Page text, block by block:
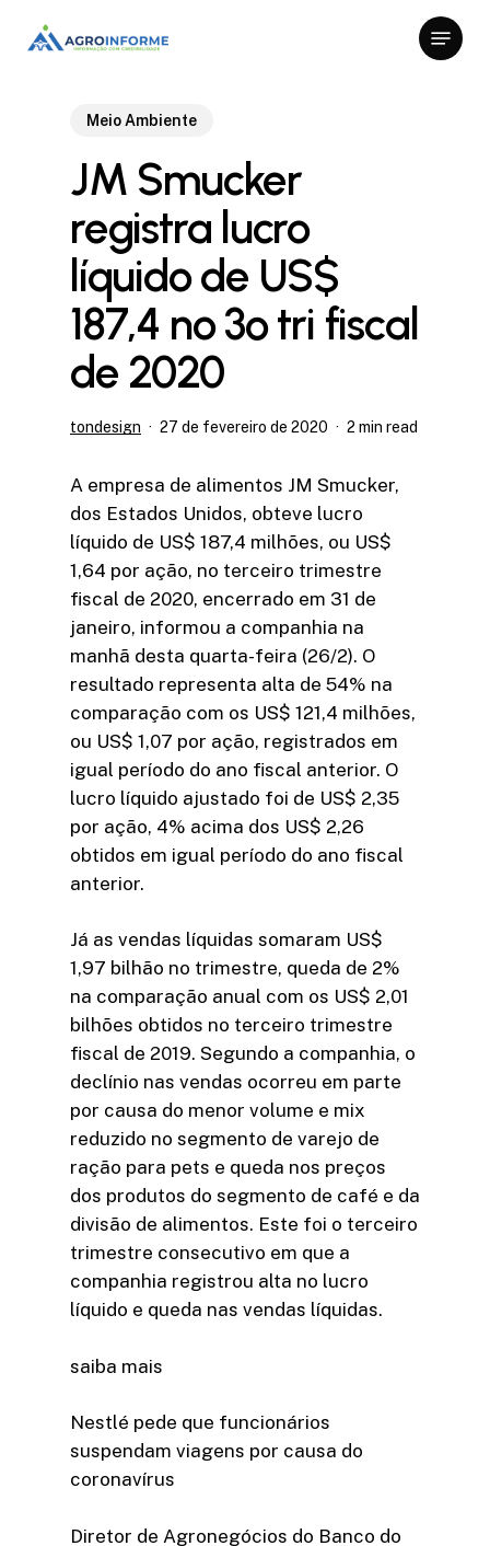
Menu
Meio Ambiente
JM Smucker
registra lucro
líquido de US$
187,4 no 3º tri fiscal
de 2020
tondesign 27 de fevereiro de 2020 2 min read
A empresa de alimentos JM Smucker,
dos Estados Unidos, obteve lucro
líquido de US$ 187,4 milhões, ou US$
1,64 por ação, no terceiro trimestre
fiscal de 2020, encerrado em 31 de
janeiro, informou a companhia na
manhã desta quarta-feira (26/2). O
resultado representa alta de 54% na
comparação com os US$ 121,4 milhões,
ou US$ 1,07 por ação, registrados em
igual período do ano fiscal anterior. O
lucro líquido ajustado foi de US$ 2,35
por ação, 4% acima dos US$ 2,26
obtidos em igual período do ano fiscal
anterior.
Já as vendas líquidas somaram US$
1,97 bilhão no trimestre, queda de 2%
na comparação anual com os US$ 2,01
bilhões obtidos no terceiro trimestre
fiscal de 2019. Segundo a companhia, o
declínio nas vendas ocorreu em parte
por causa do menor volume e mix
reduzido no segmento de varejo de
ração para pets e queda nos preços
dos produtos do segmento de café e da
divisão de alimentos. Este foi o terceiro
trimestre consecutivo em que a
companhia registrou alta no lucro
líquido e queda nas vendas líquidas.
saiba mais
Nestlé pede que funcionários
suspendam viagens por causa do
coronavírus
Diretor de Agronegócios do Banco do